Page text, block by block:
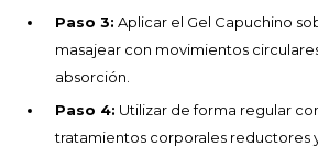
Paso 3: Aplicar el Gel Capuchino
masajear con movimientos
absorción.
Paso 4: Utilizar de forma regular
tratamientos corporales reductores